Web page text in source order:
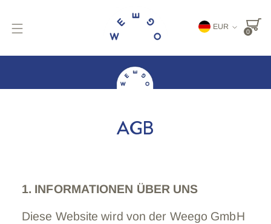
EUR
0
AGB
1. INFORMATIONEN ÜBER UNS
Diese Website wird von der Weego GmbH